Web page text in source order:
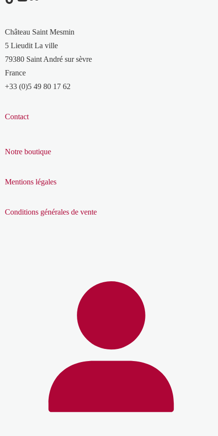
Château Saint Mesmin
5 Lieudit La ville
79380 Saint André sur sèvre
France
+33 (0)5 49 80 17 62
Contact
Notre boutique
Mentions légales
Conditions générales de vente